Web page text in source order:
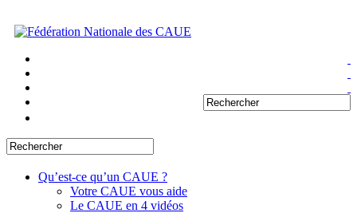
Qu’est-ce qu’un CAUE ?
Votre CAUE vous aide
Le CAUE en 4 vidéos